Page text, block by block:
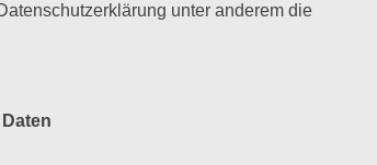
unter anderem die